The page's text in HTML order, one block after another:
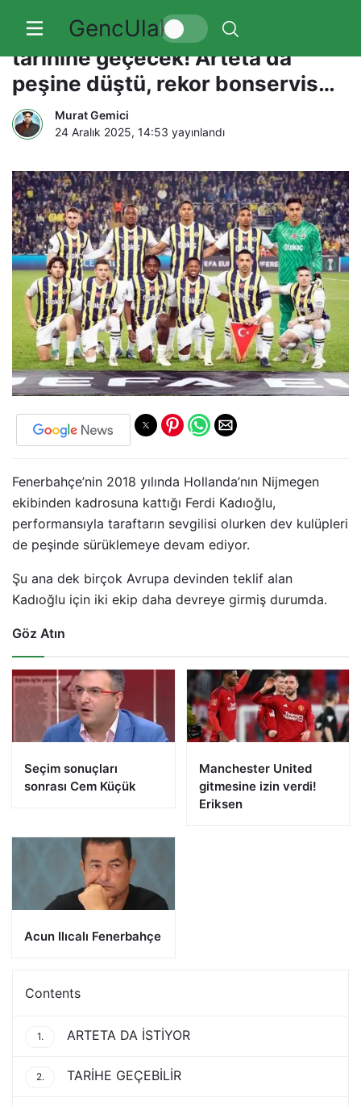
GencUlak
Ferdi Kadıoğlu Fenerbahçe
tarihine geçecek! Arteta da
peşine düştü, rekor bonservis…
Murat Gemici
24 Aralık 2025, 14:53 yayınlandı
Fenerbahçe’nin 2018 yılında Hollanda’nın Nijmegen
ekibinden kadrosuna kattığı Ferdi Kadıoğlu,
performansıyla taraftarın sevgilisi olurken dev kulüpleri
de peşinde sürüklemeye devam ediyor.
Şu ana dek birçok Avrupa devinden teklif alan
Kadıoğlu için iki ekip daha devreye girmiş durumda.
Göz Atın
Seçim sonuçları
sonrası Cem Küçük
Manchester United
gitmesine izin verdi!
Eriksen
Acun Ilıcalı Fenerbahçe
Contents
1. ARTETA DA İSTİYOR
2. TARİHE GEÇEBİLİR